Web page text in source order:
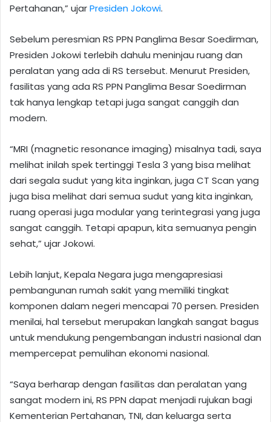
Pertahanan,” ujarPresiden Jokowi.
Sebelum peresmian RS PPN Panglima Besar Soedirman,
Presiden Jokowi terlebih dahulu meninjau ruang dan
peralatan yang ada di RS tersebut. Menurut Presiden,
fasilitas yang ada RS PPN Panglima Besar Soedirman
tak hanya lengkap tetapi juga sangat canggih dan
modern.
“MRI (magnetic resonance imaging) misalnya tadi, saya
melihat inilah spek tertinggi Tesla 3 yang bisa melihat
dari segala sudut yang kita inginkan, juga CT Scan yang
juga bisa melihat dari semua sudut yang kita inginkan,
ruang operasi juga modular yang terintegrasi yang juga
sangat canggih. Tetapi apapun, kita semuanya pengin
sehat,” ujar Jokowi.
Lebih lanjut, Kepala Negara juga mengapresiasi
pembangunan rumah sakit yang memiliki tingkat
komponen dalam negeri mencapai 70 persen. Presiden
menilai, hal tersebut merupakan langkah sangat bagus
untuk mendukung pengembangan industri nasional dan
mempercepat pemulihan ekonomi nasional.
“Saya berharap dengan fasilitas dan peralatan yang
sangat modern ini, RS PPN dapat menjadi rujukan bagi
Kementerian Pertahanan, TNI, dan keluarga serta